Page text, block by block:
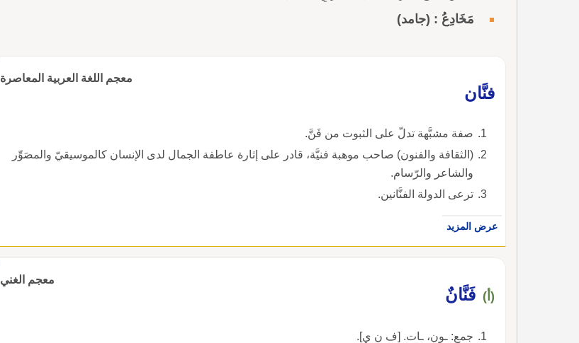
مَخَادِعُ : (جامد)
معجم اللغة العربية المعاصرة
فنَّان
صفة مشبَّهة تدلّ على الثبوت من فَنَّ.
(الثقافة والفنون) صاحب موهبة فنيَّة، قادر على إثارة عاطفة الجمال لدى الإنسان كالموسيقيّ والمصَوِّر
والشاعر والرّسام.
ترعى الدولة الفنَّانين.
عرض المزيد
معجم الغني
(أ) فَنَّانٌ
جمع: ـون، ـات. [ف ن ي].